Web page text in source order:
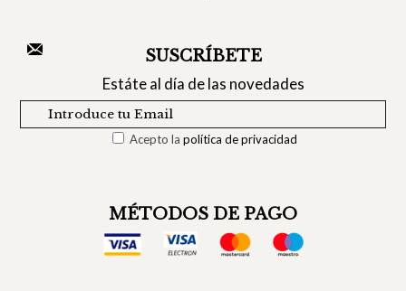
SUSCRÍBETE
Estáte al día de las novedades
Acepto la política de privacidad
MÉTODOS DE PAGO